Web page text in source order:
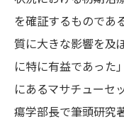
を確証するものであ
質に大きな影響を及
に特に有益であった
にあるマサチューセ
瘍学部長で筆頭研究